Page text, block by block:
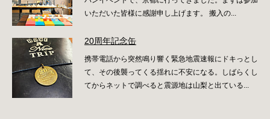
いただいた皆様に感謝申し上げます。 搬入の...
20周年記念缶
携帯電話から突然鳴り響く緊急地震速報にドキっとし
て、その後襲ってくる揺れに不安になる。しばらくし
てからネットで調べると震源地は山梨と出ている...